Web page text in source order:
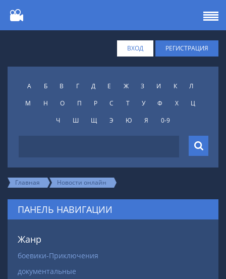
ВХОД РЕГИСТРАЦИЯ
А Б В Г Д Е Ж З И К
Л
М
Н О П Р С Т У Ф X
Ц
Ч
Ш Щ Э Ю Я 0-9
Главная Новости онлайн
ПАНЕЛЬ НАВИГАЦИИ
Жанр
боевики-Приключения
документальные